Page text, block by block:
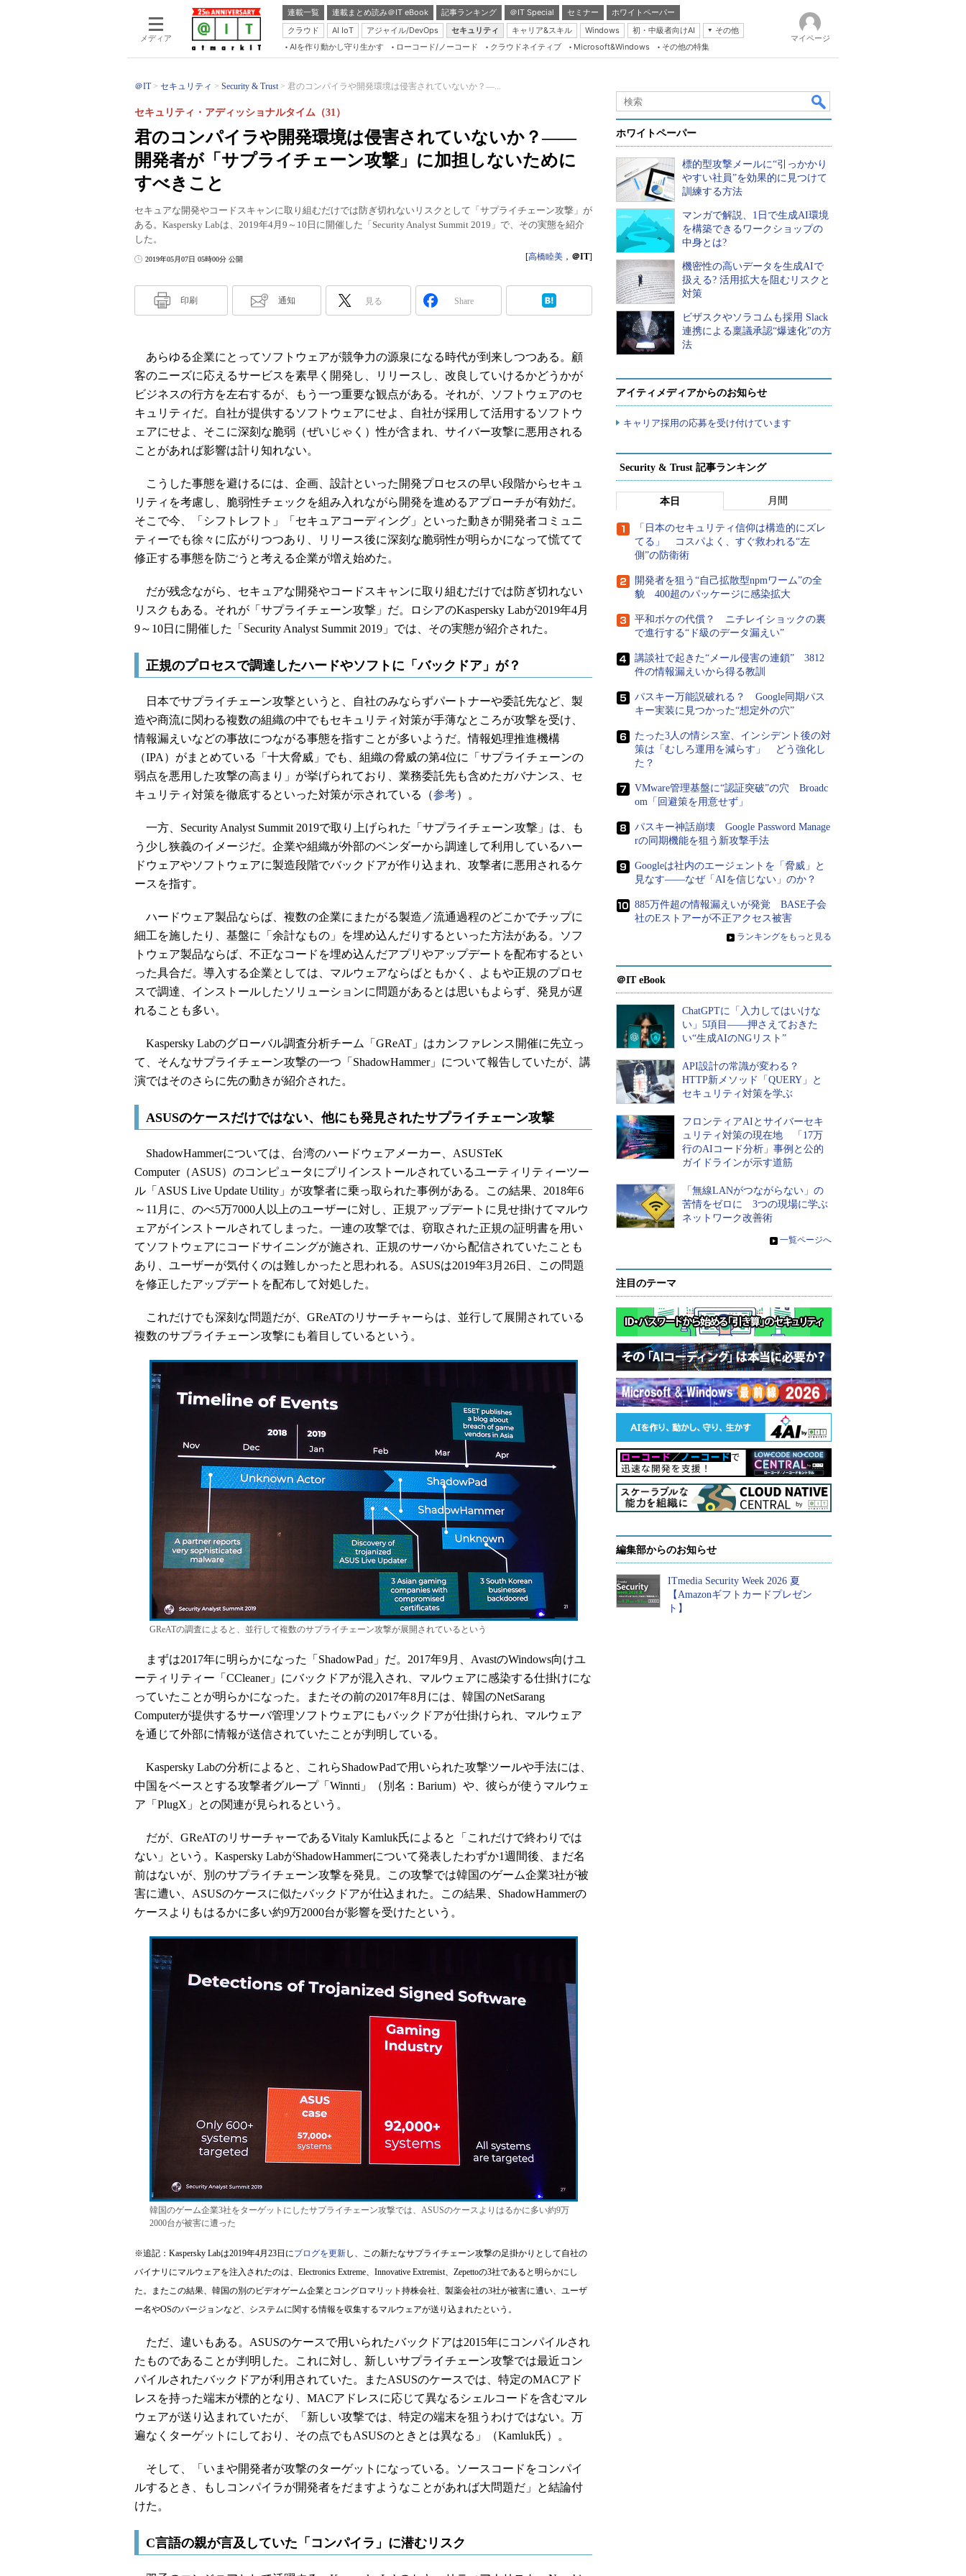
メディア
連載一覧 連載まとめ読み＠IT eBook 記事ランキング ＠IT Special セミナー
ホワイトペーパー
クラウド
AI IoT アジャイル/DevOps セキュリティ キャリア&スキル Windows 初・中級者向けAI
その他
Server & Storage
Database Expert
Master of IP Network
Security & Trust
Test & Tools
Insider.NET
AIを作り動かし守り生かす ローコード/ノーコード クラウドネイティブ Microsoft&Windows その他の特集
マイページ
＠IT セキュリティ Security & Trust 君のコンパイラや開発環境は侵害されていないか？―...
君のコンパイラや開発環境は侵害されていないか？――
開発者が「サプライチェーン攻撃」に加担しないために
すべきこと
セキュリティ・アディッショナルタイム（31）
セキュアな開発やコードスキャンに取り組むだけでは防ぎ切れないリスクとして「サプライチェーン攻撃」が
ある。Kaspersky Labは、2019年4月9～10日に開催した「Security Analyst Summit 2019」で、その実態を紹介
した。
2019年05月07日 05時00分 公開 [高橋睦美 ， ＠IT]
印刷 通知 見る Share
あらゆる企業にとってソフトウェアが競争力の源泉になる時代が到来しつつある。顧
客のニーズに応えるサービスを素早く開発し、リリースし、改良していけるかどうかが
ビジネスの行方を左右するが、もう一つ重要な観点がある。それが、ソフトウェアのセ
キュリティだ。自社が提供するソフトウェアにせよ、自社が採用して活用するソフトウ
ェアにせよ、そこに深刻な脆弱（ぜいじゃく）性が含まれ、サイバー攻撃に悪用される
ことがあれば影響は計り知れない。
こうした事態を避けるには、企画、設計といった開発プロセスの早い段階からセキュ
リティを考慮し、脆弱性チェックを組み入れながら開発を進めるアプローチが有効だ。
そこで今、「シフトレフト」「セキュアコーディング」といった動きが開発者コミュニ
ティーでも徐々に広がりつつあり、リリース後に深刻な脆弱性が明らかになって慌てて
修正する事態を防ごうと考える企業が増え始めた。
だが残念ながら、セキュアな開発やコードスキャンに取り組むだけでは防ぎ切れない
リスクもある。それが「サプライチェーン攻撃」だ。ロシアのKaspersky Labが2019年4月
9～10日に開催した「Security Analyst Summit 2019」では、その実態が紹介された。
正規のプロセスで調達したハードやソフトに「バックドア」が？
日本でサプライチェーン攻撃というと、自社のみならずパートナーや委託先など、製
造や商流に関わる複数の組織の中でもセキュリティ対策が手薄なところが攻撃を受け、
情報漏えいなどの事故につながる事態を指すことが多いようだ。情報処理推進機構
（IPA）がまとめている「十大脅威」でも、組織の脅威の第4位に「サプライチェーンの
弱点を悪用した攻撃の高まり」が挙げられており、業務委託先も含めたガバナンス、セ
キュリティ対策を徹底するといった対策が示されている（参考）。
一方、Security Analyst Summit 2019で取り上げられた「サプライチェーン攻撃」は、も
う少し狭義のイメージだ。企業や組織が外部のベンダーから調達して利用しているハー
ドウェアやソフトウェアに製造段階でバックドアが作り込まれ、攻撃者に悪用されるケ
ースを指す。
ハードウェア製品ならば、複数の企業にまたがる製造／流通過程のどこかでチップに
細工を施したり、基盤に「余計なもの」を埋め込んだりするといった方法がある。ソフ
トウェア製品ならば、不正なコードを埋め込んだアプリやアップデートを配布するとい
った具合だ。導入する企業としては、マルウェアならばともかく、よもや正規のプロセ
スで調達、インストールしたソリューションに問題があるとは思いもよらず、発見が遅
れることも多い。
Kaspersky Labのグローバル調査分析チーム「GReAT」はカンファレンス開催に先立っ
て、そんなサプライチェーン攻撃の一つ「ShadowHammer」について報告していたが、講
演ではそのさらに先の動きが紹介された。
ASUSのケースだけではない、他にも発見されたサプライチェーン攻撃
ShadowHammerについては、台湾のハードウェアメーカー、ASUSTeK
Computer（ASUS）のコンピュータにプリインストールされているユーティリティーツー
ル「ASUS Live Update Utility」が攻撃者に乗っ取られた事例がある。この結果、2018年6
～11月に、のべ5万7000人以上のユーザーに対し、正規アップデートに見せ掛けてマルウ
ェアがインストールされてしまった。一連の攻撃では、窃取された正規の証明書を用い
てソフトウェアにコードサイニングが施され、正規のサーバから配信されていたことも
あり、ユーザーが気付くのは難しかったと思われる。ASUSは2019年3月26日、この問題
を修正したアップデートを配布して対処した。
これだけでも深刻な問題だが、GReATのリサーチャーらは、並行して展開されている
複数のサプライチェーン攻撃にも着目しているという。
GReATの調査によると、並行して複数のサプライチェーン攻撃が展開されているという
まずは2017年に明らかになった「ShadowPad」だ。2017年9月、AvastのWindows向けユ
ーティリティー「CCleaner」にバックドアが混入され、マルウェアに感染する仕掛けにな
っていたことが明らかになった。またその前の2017年8月には、韓国のNetSarang
Computerが提供するサーバ管理ソフトウェアにもバックドアが仕掛けられ、マルウェア
を通じて外部に情報が送信されていたことが判明している。
Kaspersky Labの分析によると、これらShadowPadで用いられた攻撃ツールや手法には、
中国をベースとする攻撃者グループ「Winnti」（別名：Barium）や、彼らが使うマルウェ
ア「PlugX」との関連が見られるという。
だが、GReATのリサーチャーであるVitaly Kamluk氏によると「これだけで終わりでは
ない」という。Kaspersky LabがShadowHammerについて発表したわずか1週間後、まだ名
前はないが、別のサプライチェーン攻撃を発見。この攻撃では韓国のゲーム企業3社が被
害に遭い、ASUSのケースに似たバックドアが仕込まれた。この結果、ShadowHammerの
ケースよりもはるかに多い約9万2000台が影響を受けたという。
韓国のゲーム企業3社をターゲットにしたサプライチェーン攻撃では、ASUSのケースよりはるかに多い約9万
2000台が被害に遭った
※追記：Kaspersky Labは2019年4月23日にブログを更新し、この新たなサプライチェーン攻撃の足掛かりとして自社の
バイナリにマルウェアを注入されたのは、Electronics Extreme、Innovative Extremist、Zepettoの3社であると明らかにし
た。またこの結果、韓国の別のビデオゲーム企業とコングロマリット持株会社、製薬会社の3社が被害に遭い、ユーザ
ー名やOSのバージョンなど、システムに関する情報を収集するマルウェアが送り込まれたという。
ただ、違いもある。ASUSのケースで用いられたバックドアは2015年にコンパイルされ
たものであることが判明した。これに対し、新しいサプライチェーン攻撃では最近コン
パイルされたバックドアが利用されていた。またASUSのケースでは、特定のMACアド
レスを持った端末が標的となり、MACアドレスに応じて異なるシェルコードを含むマル
ウェアが送り込まれていたが、「新しい攻撃では、特定の端末を狙うわけではない。万
遍なくターゲットにしており、その点でもASUSのときとは異なる」（Kamluk氏）。
そして、「いまや開発者が攻撃のターゲットになっている。ソースコードをコンパイ
ルするとき、もしコンパイラが開発者をだますようなことがあれば大問題だ」と結論付
けた。
C言語の親が言及していた「コンパイラ」に潜むリスク
ホワイトペーパー
標的型攻撃メールに“引っかかり
やすい社員”を効果的に見つけて
訓練する方法
マンガで解説、1日で生成AI環境
を構築できるワークショップの
中身とは?
機密性の高いデータを生成AIで
扱える? 活用拡大を阻むリスクと
対策
ビザスクやソラコムも採用 Slack
連携による稟議承認“爆速化”の方
法
アイティメディアからのお知らせ
キャリア採用の応募を受け付けています
Security & Trust 記事ランキング
本日 月間
「日本のセキュリティ信仰は構造的にズレ
てる」 コスパよく、すぐ救われる“左
側”の防衛術
開発者を狙う“自己拡散型npmワーム”の全
貌 400超のパッケージに感染拡大
平和ボケの代償？ ニチレイショックの裏
で進行する“ド級のデータ漏えい”
講談社で起きた“メール侵害の連鎖” 3812
件の情報漏えいから得る教訓
パスキー万能説破れる？ Google同期パス
キー実装に見つかった“想定外の穴”
たった3人の情シス室、インシデント後の対
策は「むしろ運用を減らす」 どう強化し
た？
VMware管理基盤に“認証突破”の穴 Broadc
om「回避策を用意せず」
パスキー神話崩壊 Google Password Manage
rの同期機能を狙う新攻撃手法
Googleは社内のエージェントを「脅威」と
見なす――なぜ「AIを信じない」のか？
885万件超の情報漏えいが発覚 BASE子会
社のEストアーが不正アクセス被害
» ランキングをもっと見る
＠IT eBook
ChatGPTに「入力してはいけな
い」5項目――押さえておきた
い“生成AIのNGリスト”
API設計の常識が変わる？
HTTP新メソッド「QUERY」と
セキュリティ対策を学ぶ
フロンティアAIとサイバーセキ
ュリティ対策の現在地 「17万
行のAIコード分析」事例と公的
ガイドラインが示す道筋
「無線LANがつながらない」の
苦情をゼロに 3つの現場に学ぶ
ネットワーク改善術
» 一覧ページへ
注目のテーマ
編集部からのお知らせ
ITmedia Security Week 2026 夏
【Amazonギフトカードプレゼン
ト】